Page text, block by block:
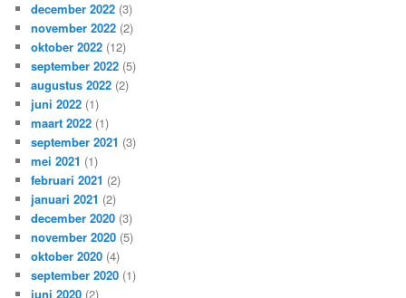
december 2022 (3)
november 2022 (2)
oktober 2022 (12)
september 2022 (5)
augustus 2022 (2)
juni 2022 (1)
maart 2022 (1)
september 2021 (3)
mei 2021 (1)
februari 2021 (2)
januari 2021 (2)
december 2020 (3)
november 2020 (5)
oktober 2020 (4)
september 2020 (1)
juni 2020 (2)